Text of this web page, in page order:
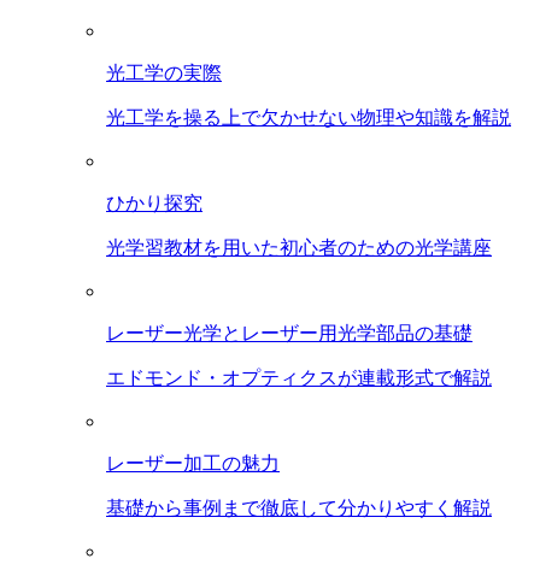
光工学の実際
光工学を操る上で欠かせない物理や知識を解説
ひかり探究
光学習教材を用いた初心者のための光学講座
レーザー光学とレーザー用光学部品の基礎
エドモンド・オプティクスが連載形式で解説
レーザー加工の魅力
基礎から事例まで徹底して分かりやすく解説